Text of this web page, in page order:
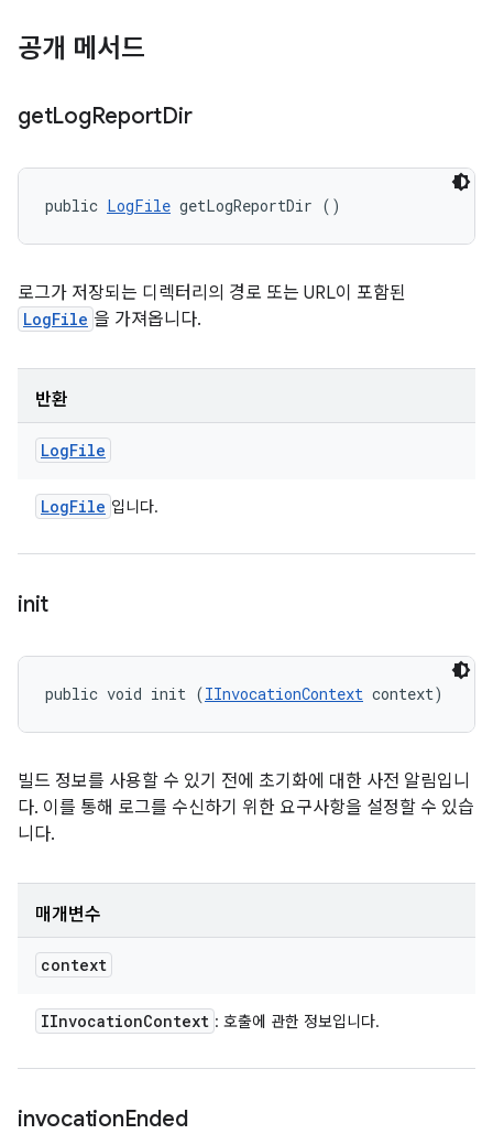
공개 메서드
getLogReportDir
public LogFile getLogReportDir ()
로그가 저장되는 디렉터리의 경로 또는 URL이 포함된
LogFile 을 가져옵니다.
반환
LogFile
LogFile 입니다.
init
public void init (IInvocationContext context)
빌드 정보를 사용할 수 있기 전에 초기화에 대한 사전 알림입니
다. 이를 통해 로그를 수신하기 위한 요구사항을 설정할 수 있습
니다.
매개변수
context
IInvocationContext : 호출에 관한 정보입니다.
invocationEnded